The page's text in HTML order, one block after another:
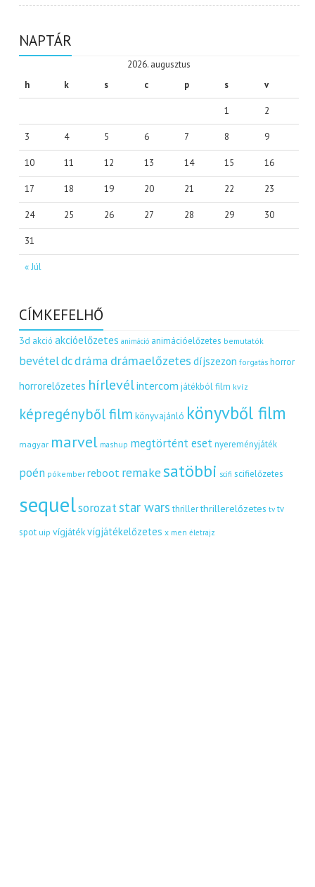
NAPTÁR
2026. augusztus
h
k s c p s v
« Júl
1 2
3 4 5 6 7 8 9
10 11 12 13 14 15 16
17 18 19 20 21 22 23
24 25 26 27 28 29 30
31
CÍMKEFELHŐ
3d akció akcióelőzetes animáció animációelőzetes bemutatók
bevételdcdráma drámaelőzetes díjszezon forgatás horror
horrorelőzetes hírlevélintercom játékból film kvíz
képregényből film könyvajánló könyvből film
magyar marvel mashup megtörtént eset nyereményjáték
poén pókember reboot remakesatöbbi scifi scifielőzetes
sequelsorozatstar wars thriller thrillerelőzetes tv tv
spot uip vígjátékvígjátékelőzetes x men életrajz